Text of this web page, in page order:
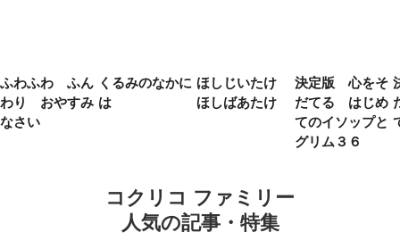
ふわふわ ふん
わり おやすみ
なさい
くるみのなかに
は
ほしじいたけ
ほしばあたけ
決定版 心をそ
だてる はじめ
てのイソップと
グリム３６
コクリコ ファミリー
人気の記事・特集